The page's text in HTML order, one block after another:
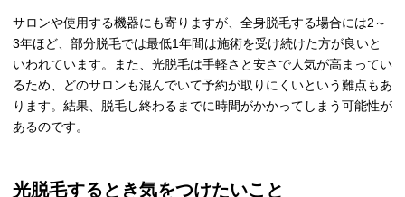
サロンや使用する機器にも寄りますが、全身脱毛する場合には2 ～
3年ほど、部分脱毛では最低1年間は施術を受け続けた方が良いと
いわれています。また、光脱毛は手軽さと安さで人気が高まってい
るため、どのサロンも混んでいて予約が取りにくいという難点もあ
ります。結果、脱毛し終わるまでに時間がかかってしまう可能性が
あるのです。
光脱毛するとき気をつけたいこと